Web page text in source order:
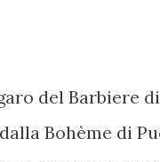
del Barbiere
Bohème di